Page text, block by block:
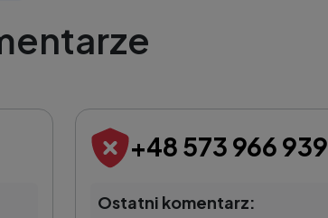
+48 573 966 939
Ostatni komentarz: